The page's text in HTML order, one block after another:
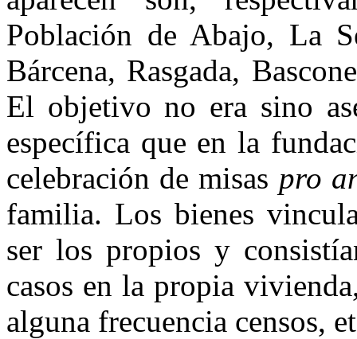
Población de Abajo, La
Bárcena, Rasgada,
El objetivo no era sino
específica que en la
celebración de misas pro
familia. Los bienes
ser los propios y
casos en la propia
alguna frecuencia censos,